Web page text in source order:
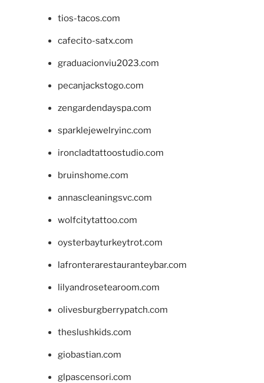
tios-tacos.com
cafecito-satx.com
graduacionviu2023.com
pecanjackstogo.com
zengardendayspa.com
sparklejewelryinc.com
ironcladtattoostudio.com
bruinshome.com
annascleaningsvc.com
wolfcitytattoo.com
oysterbayturkeytrot.com
lafronterarestauranteybar.com
lilyandrosetearoom.com
olivesburgberrypatch.com
theslushkids.com
giobastian.com
glpascensori.com